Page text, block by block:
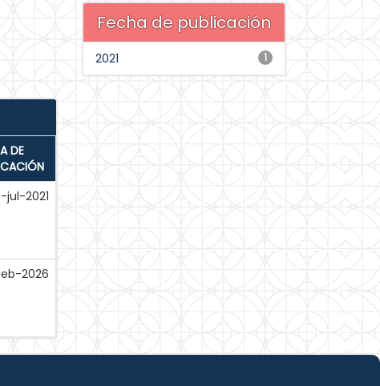
DE
jul-2021
2026
Fecha de publicación
1
2021